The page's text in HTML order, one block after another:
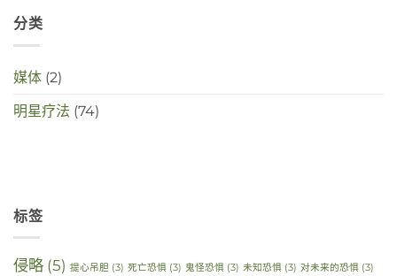
分类
媒体 (2)
明星疗法 (74)
标签
侵略 (5) 提心吊胆 (3) 死亡恐惧 (3) 鬼怪恐惧 (3) 未知恐惧 (3) 对未来的恐惧 (3)